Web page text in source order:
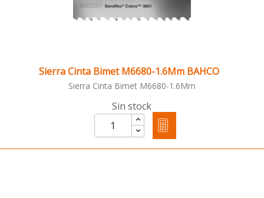
Sierra Cinta Bimet M6680-1.6Mm BAHCO
Sierra Cinta Bimet M6680-1.6Mm
Sin stock